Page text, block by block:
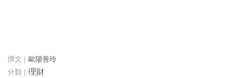
歐陽善玲
理財